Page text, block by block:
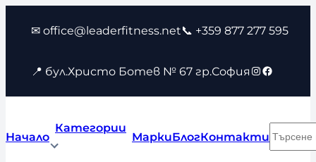
съдържанието
✉ office@leaderfitness.net📞 +359 877 277 595
📍 бул.Христо Ботев № 67 гр.София Instagram
Facebook
Начало
Категории
МаркиБлогКонтакти